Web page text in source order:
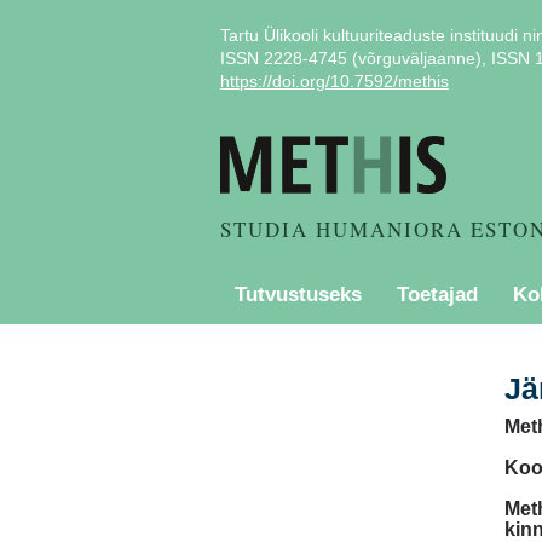
Tartu Ülikooli kultuuriteaduste instituudi
ISSN 2228-4745 (võrguväljaanne), ISSN
https://doi.org/10.7592/methis
STUDIA HUMANIORA
Tutvustuseks Toetajad